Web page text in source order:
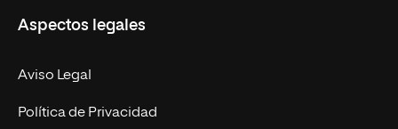
Doctorados
Experto Universitario
Postgrados
Facultades
Nuestro Equipo
Trabaja en UNIR
Aspectos legales
Aviso Legal
Política de Privacidad